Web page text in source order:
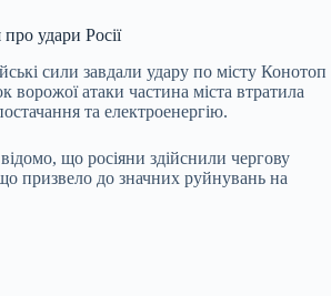
удари Росії
сили завдали удару по місту Конотоп
ворожої атаки частина міста втратила
та електроенергію.
що росіяни здійснили чергову
призвело до значних руйнувань на